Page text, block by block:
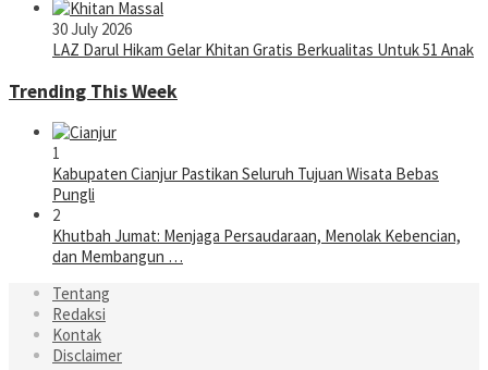
30 July 2026
LAZ Darul Hikam Gelar Khitan Gratis Berkualitas Untuk 51 Anak
Trending This Week
1
Kabupaten Cianjur Pastikan Seluruh Tujuan Wisata Bebas
Pungli
2
Khutbah Jumat: Menjaga Persaudaraan, Menolak Kebencian,
dan Membangun …
Tentang
Redaksi
Kontak
Disclaimer